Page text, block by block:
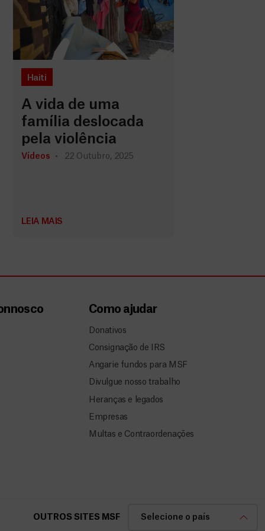
Haiti
A vida de uma
família deslocada
pela violência
Vídeos 22 Outubro, 2025
LEIA MAIS
Como ajudar
Donativos
Consignação de IRS
Angarie fundos para MSF
Divulgue nosso trabalho
Heranças e legados
Empresas
Multas e Contraordenações
OUTROS SITES MSF Selecione o país